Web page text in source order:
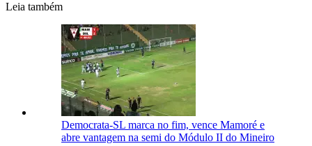
Leia também
Democrata-SL marca no fim, vence Mamoré e
abre vantagem na semi do Módulo II do Mineiro